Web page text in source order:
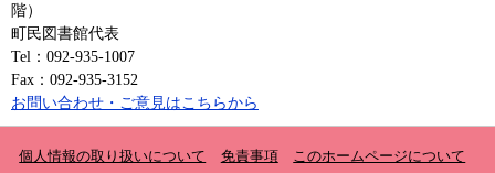
階）
町民図書館代表
Tel：092-935-1007
Fax：092-935-3152
お問い合わせ・ご意見はこちらから
個人情報の取り扱いについて 免責事項 このホームページについて